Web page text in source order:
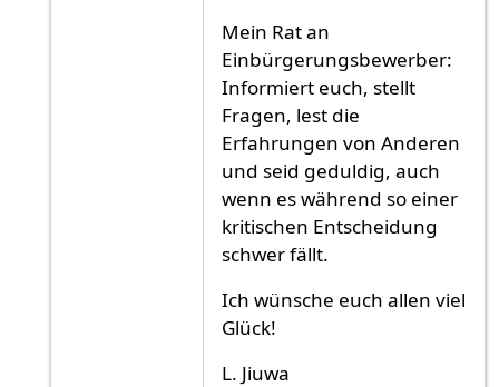
Mein Rat an
Einbürgerungsbewerber:
Informiert euch, stellt
Fragen, lest die
Erfahrungen von Anderen
und seid geduldig, auch
wenn es während so einer
kritischen Entscheidung
schwer fällt.
Ich wünsche euch allen viel
Glück!
L. Jiuwa